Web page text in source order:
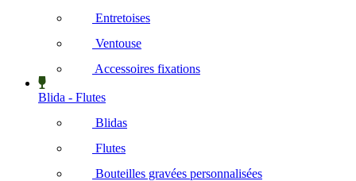
Entretoises
Ventouse
Accessoires fixations
Blida - Flutes
Blidas
Flutes
Bouteilles gravées personnalisées